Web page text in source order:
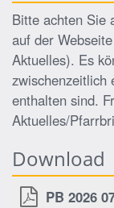
Bitte achten Sie
auf der
Aktuelles). Es
zwischenzeitlich
enthalten sind.
Aktuelles/
Download
PB 2026